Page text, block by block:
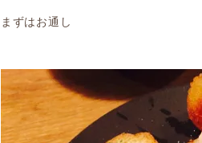
まずはお通し